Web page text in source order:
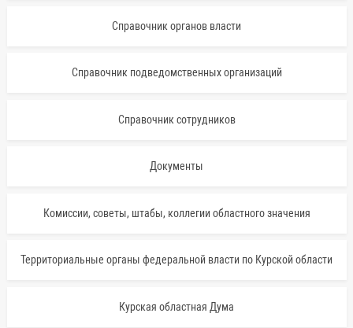
Справочник органов власти
Справочник подведомственных организаций
Справочник сотрудников
Документы
Комиссии, советы, штабы, коллегии областного значения
Территориальные органы федеральной власти по Курской области
Курская областная Дума